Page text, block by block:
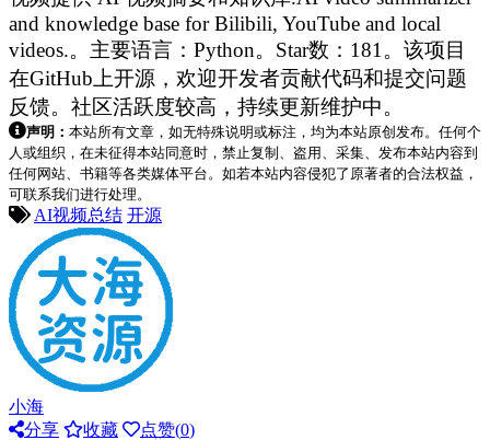
and knowledge base for Bilibili, YouTube and local
videos.。主要语言：Python。Star数：181。该项目
在GitHub上开源，欢迎开发者贡献代码和提交问题
反馈。社区活跃度较高，持续更新维护中。
声明： 本站所有文章，如无特殊说明或标注，均为本站原创发布。任何个
人或组织，在未征得本站同意时，禁止复制、盗用、采集、发布本站内容到
任何网站、书籍等各类媒体平台。如若本站内容侵犯了原著者的合法权益，
可联系我们进行处理。
AI视频总结 开源
小海
分享
收藏 点赞(0)